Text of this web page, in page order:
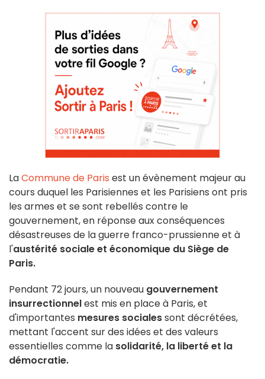
LaCommune de Paris est un évènement majeur au
cours duquel les Parisiennes et les Parisiens ont pris
les armes et se sont rebellés contre le
gouvernement, en réponse aux conséquences
désastreuses de la guerre franco-prussienne et à
l'austérité sociale et économique du Siège de
Paris.
Pendant 72 jours, un nouveau gouvernement
insurrectionnelest mis en place à Paris, et
d'importantes mesures socialessont décrétées,
mettant l'accent sur des idées et des valeurs
essentielles comme la solidarité, la liberté et la
démocratie.